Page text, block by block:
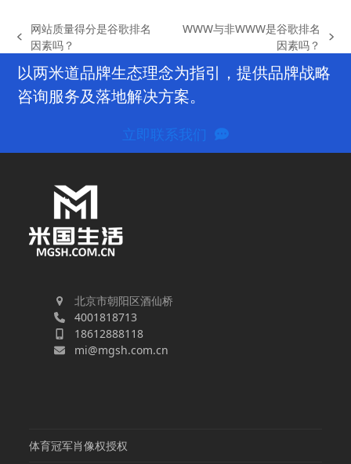
previous
网站质量得分是谷歌排名
因素吗？
WWW与非WWW是谷歌排名
因素吗？
以两米道品牌生态理念为指引，提供品牌战略
咨询服务及落地解决方案。
立即联系我们
北京市朝阳区酒仙桥
4001818713
18612888118
mi@mgsh.com.cn
体育冠军肖像权授权